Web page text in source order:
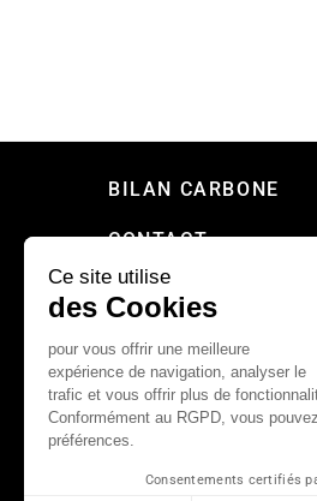
BILAN CARBONE
CONTACT
PRESSE
RECRUTEMENT
MENTIONS
CHARTE DE
Ce site utilise
des Cookies
pour vous offrir une meilleure
expérience de navigation, analyser le
trafic et vous offrir plus de
Conformément au RGPD, vous
préférences.
Consentements certifiés